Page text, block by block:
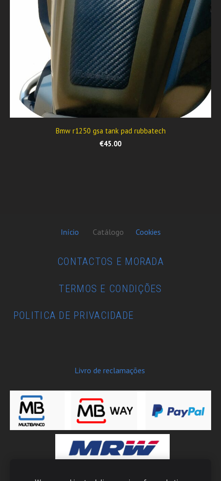
Bmw r1250 gsa tank pad rubbatech
€45.00
Início Catálogo Cookies
CONTACTOS E MORADA
TERMOS E CONDIÇÕES
POLITICA DE PRIVACIDADE
Livro de reclamações